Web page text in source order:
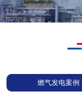
燃气发电案例